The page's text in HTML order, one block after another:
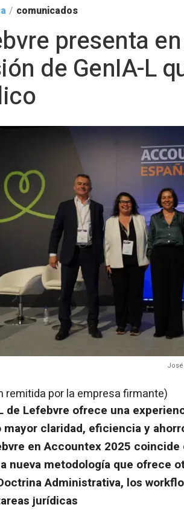
/ comunicados
presenta
de GenIA-L
remitida por la empresa firmante)
de Lefebvre ofrece una
mayor claridad, eficiencia y
en Accountex 2025
nueva metodología que ofrece
Administrativa, los
jurídicas